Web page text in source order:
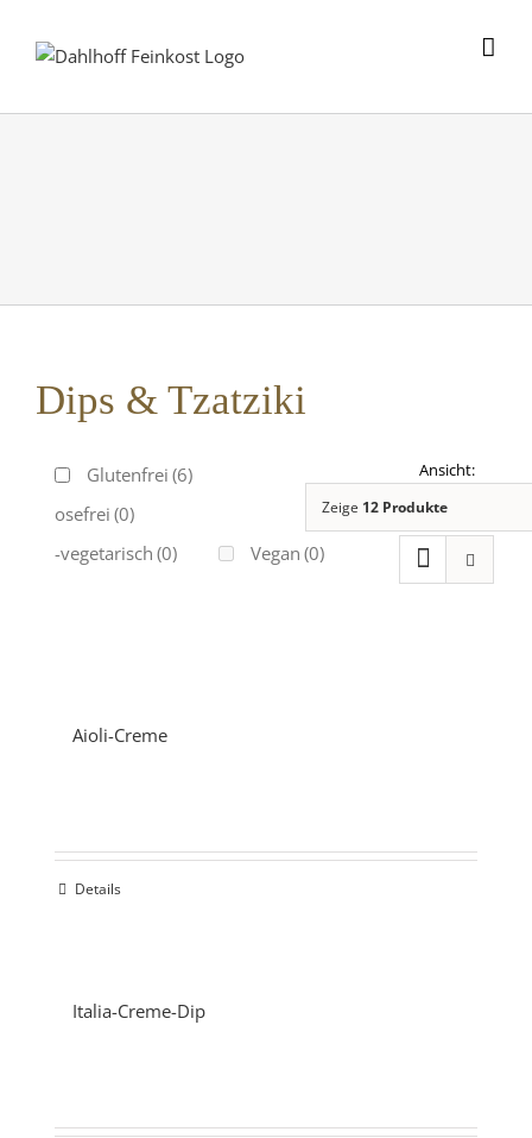
Dips & Tzatziki
Glutenfrei (6)
Laktosefrei (0)
Ovo-vegetarisch (0) Vegan (0)
Zeige 12 Produkte
Aioli-Creme
Details
Italia-Creme-Dip